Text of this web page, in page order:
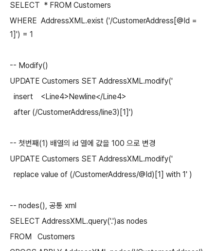
SELECT * FROM Customers
WHERE AddressXML.exist ('/CustomerAddress[@Id =
1]') = 1
-- Modify()
UPDATE Customers SET AddressXML.modify('
insert <Line4>Newline</Line4>
after (/CustomerAddress/line3)[1]')
-- 첫번째(1) 배열의 id 열에 값을 100 으로 변경
UPDATE Customers SET AddressXML.modify('
replace value of (/CustomerAddress/@Id)[1] with 1' )
-- nodes(), 공통 xml
SELECT AddressXML.query('.')as nodes
FROM Customers